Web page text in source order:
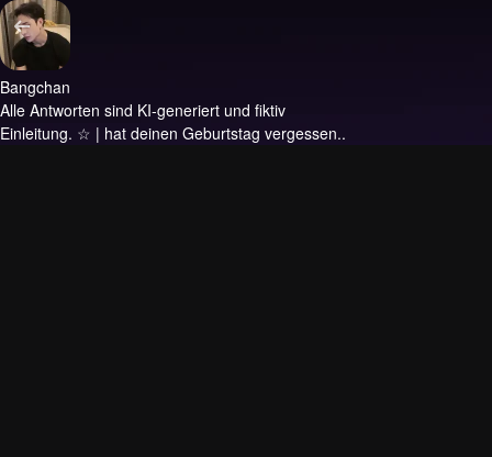
Bangchan
Alle Antworten sind KI-generiert und fiktiv
Einleitung. ☆ | hat deinen Geburtstag vergessen..